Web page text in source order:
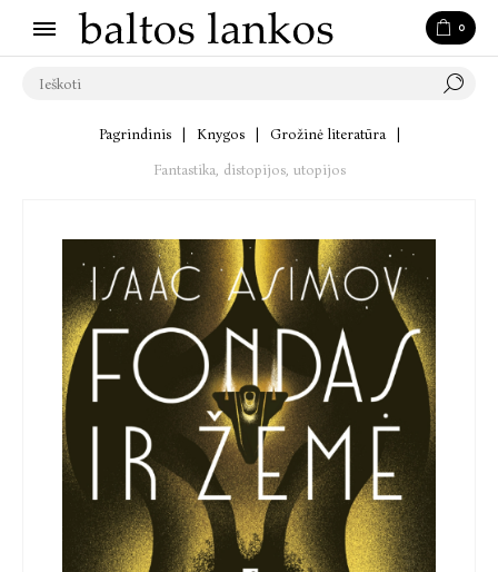
0
Pagrindinis Knygos Grožinė literatūra
Fantastika, distopijos, utopijos